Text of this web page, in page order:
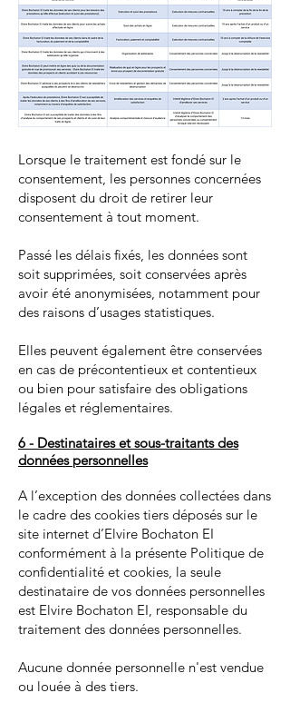
Lorsque le traitement est fondé sur le
consentement, les personnes concernées
disposent du droit de retirer leur
consentement à tout moment.
Passé les délais fixés, les données sont
soit supprimées, soit conservées après
avoir été anonymisées, notamment pour
des raisons d’usages statistiques.
Elles peuvent également être conservées
en cas de précontentieux et contentieux
ou bien pour satisfaire des obligations
légales et réglementaires.
6 - Destinataires et sous-traitants des
données personnelles
A l’exception des données collectées dans
le cadre des cookies tiers déposés sur le
site internet d’Elvire Bochaton EI
conformément à la présente Politique de
confidentialité et cookies, la seule
destinataire de vos données personnelles
est Elvire Bochaton EI, responsable du
traitement des données personnelles.
Aucune donnée personnelle n'est vendue
ou louée à des tiers.